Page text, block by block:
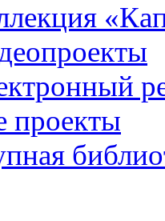
проекты